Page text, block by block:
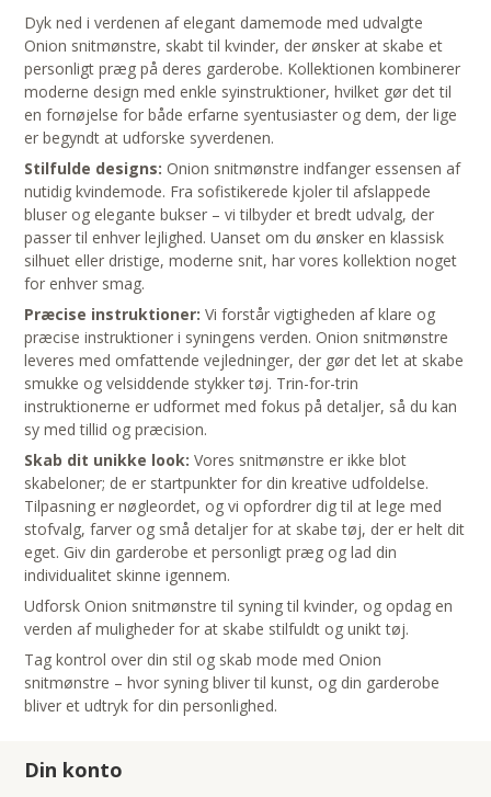
Dyk ned i verdenen af elegant damemode med udvalgte
Onion snitmønstre, skabt til kvinder, der ønsker at skabe et
personligt præg på deres garderobe. Kollektionen kombinerer
moderne design med enkle syinstruktioner, hvilket gør det til
en fornøjelse for både erfarne syentusiaster og dem, der lige
er begyndt at udforske syverdenen.
Stilfulde designs: Onion snitmønstre indfanger essensen af
nutidig kvindemode. Fra sofistikerede kjoler til afslappede
bluser og elegante bukser – vi tilbyder et bredt udvalg, der
passer til enhver lejlighed. Uanset om du ønsker en klassisk
silhuet eller dristige, moderne snit, har vores kollektion noget
for enhver smag.
Præcise instruktioner: Vi forstår vigtigheden af klare og
præcise instruktioner i syningens verden. Onion snitmønstre
leveres med omfattende vejledninger, der gør det let at skabe
smukke og velsiddende stykker tøj. Trin-for-trin
instruktionerne er udformet med fokus på detaljer, så du kan
sy med tillid og præcision.
Skab dit unikke look: Vores snitmønstre er ikke blot
skabeloner; de er startpunkter for din kreative udfoldelse.
Tilpasning er nøgleordet, og vi opfordrer dig til at lege med
stofvalg, farver og små detaljer for at skabe tøj, der er helt dit
eget. Giv din garderobe et personligt præg og lad din
individualitet skinne igennem.
Udforsk Onion snitmønstre til syning til kvinder, og opdag en
verden af muligheder for at skabe stilfuldt og unikt tøj.
Tag kontrol over din stil og skab mode med Onion
snitmønstre – hvor syning bliver til kunst, og din garderobe
bliver et udtryk for din personlighed.
Din konto